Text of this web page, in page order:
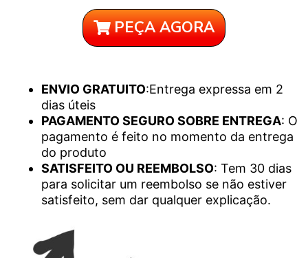
PEÇA AGORA
ENVIO GRATUITO:Entrega expressa em 2
dias úteis
PAGAMENTO SEGURO SOBRE ENTREGA: O
pagamento é feito no momento da entrega
do produto
SATISFEITO OU REEMBOLSO: Tem 30 dias
para solicitar um reembolso se não estiver
satisfeito, sem dar qualquer explicação.